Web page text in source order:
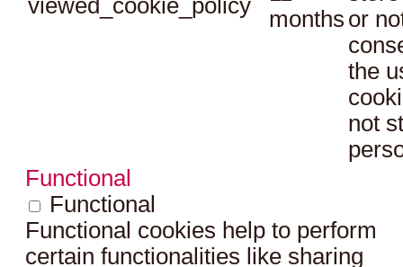
viewed_cookie_policy
months or
the
not
Functional
Functional
Functional cookies help to perform
certain functionalities like sharing